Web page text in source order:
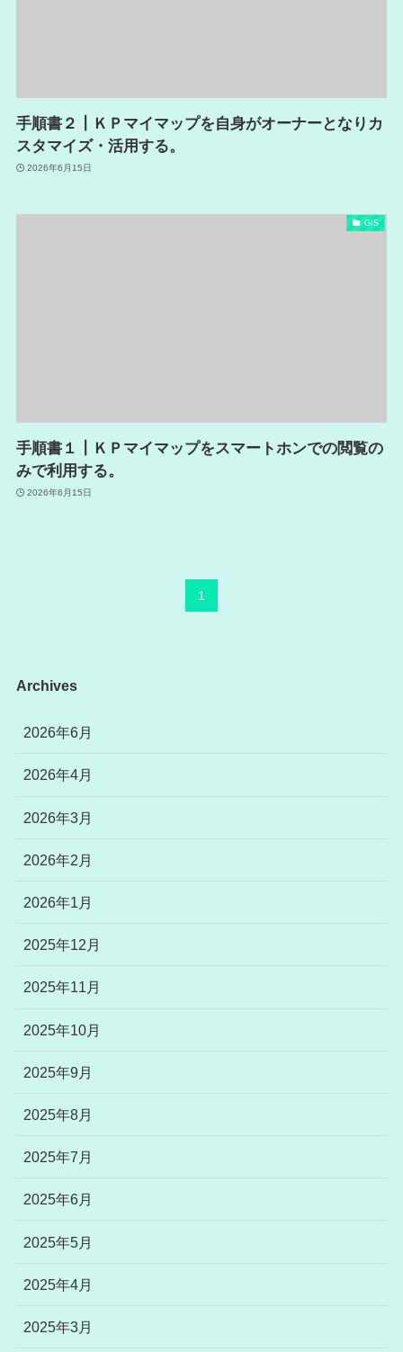
手順書２┃ＫＰマイマップを自身がオーナーとなりカ
スタマイズ・活用する。
2026年6月15日
GIS
手順書１┃ＫＰマイマップをスマートホンでの閲覧の
みで利用する。
2026年6月15日
1
Archives
2026年6月
2026年4月
2026年3月
2026年2月
2026年1月
2025年12月
2025年11月
2025年10月
2025年9月
2025年8月
2025年7月
2025年6月
2025年5月
2025年4月
2025年3月